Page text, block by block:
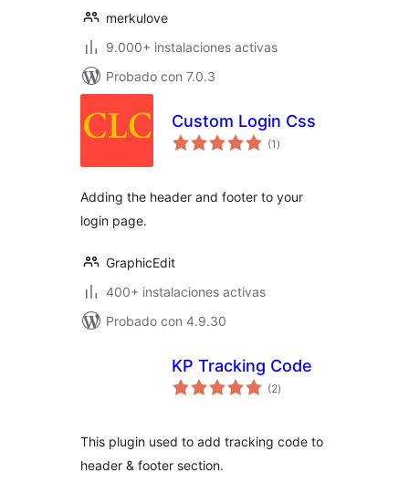
merkulove
9.000+ instalaciones activas
Probado con 7.0.3
Custom Login Css
(1 total
de
)
Adding the header and footer to your
login page.
GraphicEdit
400+ instalaciones activas
Probado con 4.9.30
KP Tracking Code
(2total
de
)
This plugin used to add tracking code to
header & footer section.